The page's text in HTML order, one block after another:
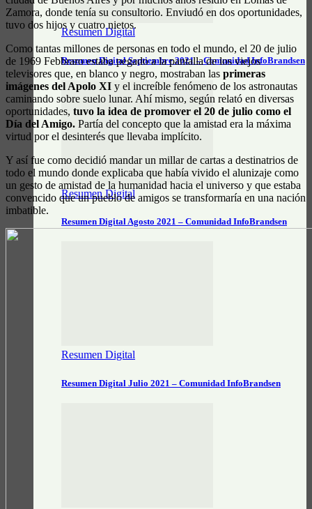
Resumen Digital
Resumen Digital Septiembre 2021 – Comunidad InfoBrandsen
Resumen Digital
Resumen Digital Agosto 2021 – Comunidad InfoBrandsen
Resumen Digital
Resumen Digital Julio 2021 – Comunidad InfoBrandsen
Zamora, donde tenía su consultorio. Enviudó en dos oportunidades,
tuvo dos hijos y cuatro nietos.
Como tantas millones de personas en todo el mundo, el 20 de julio
de 1969 Febbraro estaba pegado a la pantalla de los viejos
televisores que, en blanco y negro, mostraban las primeras
imágenes del Apolo XI y el increíble fenómeno de los astronautas
caminando sobre suelo lunar. Ahí mismo, según relató en diversas
oportunidades, tuvo la idea de promover el 20 de julio como el
Día del Amigo. Partía del concepto que la amistad era la máxima
virtud por el desinterés que llevaba implícito.
Y así fue como decidió mandar un millar de cartas a destinatrios de
todo el mundo donde explicaba que había vivido el alunizaje como
un gesto de amistad de la humanidad hacia el universo y que estaba
convencido que un pueblo de amigos se transformaría en una nación
imbatible.